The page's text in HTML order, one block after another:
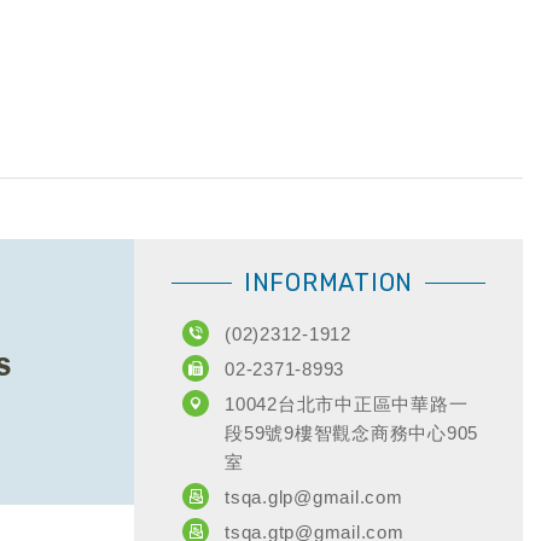
INFORMATION
(02)2312-1912
02-2371-8993
10042台北市中正區中華路一
段59號9樓智觀念商務中心905
室
tsqa.glp@gmail.com
tsqa.gtp@gmail.com